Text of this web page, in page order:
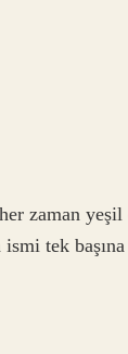
zaman
ismi tek